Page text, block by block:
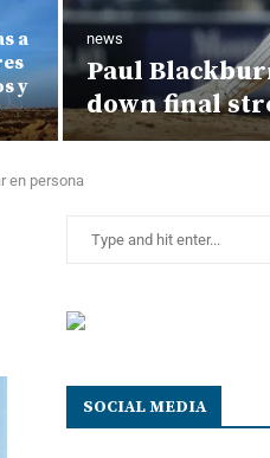
a
y
news
Paul
down final
en persona
SOCIAL MEDIA